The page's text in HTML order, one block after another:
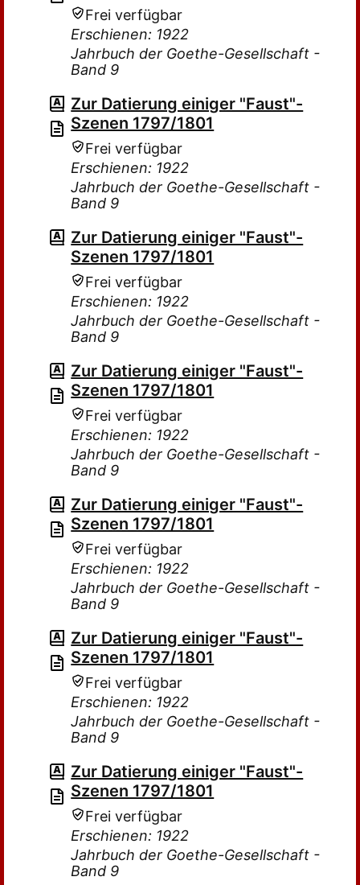
Frei verfügbar
Erschienen: 1922
Jahrbuch der Goethe-Gesellschaft -
Band 9
Zur Datierung einiger "Faust"-
Szenen 1797/1801
Frei verfügbar
Erschienen: 1922
Jahrbuch der Goethe-Gesellschaft -
Band 9
Zur Datierung einiger "Faust"-
Szenen 1797/1801
Frei verfügbar
Erschienen: 1922
Jahrbuch der Goethe-Gesellschaft -
Band 9
Zur Datierung einiger "Faust"-
Szenen 1797/1801
Frei verfügbar
Erschienen: 1922
Jahrbuch der Goethe-Gesellschaft -
Band 9
Zur Datierung einiger "Faust"-
Szenen 1797/1801
Frei verfügbar
Erschienen: 1922
Jahrbuch der Goethe-Gesellschaft -
Band 9
Zur Datierung einiger "Faust"-
Szenen 1797/1801
Frei verfügbar
Erschienen: 1922
Jahrbuch der Goethe-Gesellschaft -
Band 9
Zur Datierung einiger "Faust"-
Szenen 1797/1801
Frei verfügbar
Erschienen: 1922
Jahrbuch der Goethe-Gesellschaft -
Band 9